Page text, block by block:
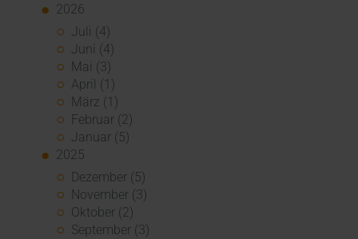
2026
Juli (4)
Juni (4)
Mai (3)
April (1)
März (1)
Februar (2)
Januar (5)
2025
Dezember (5)
November (3)
Oktober (2)
September (3)